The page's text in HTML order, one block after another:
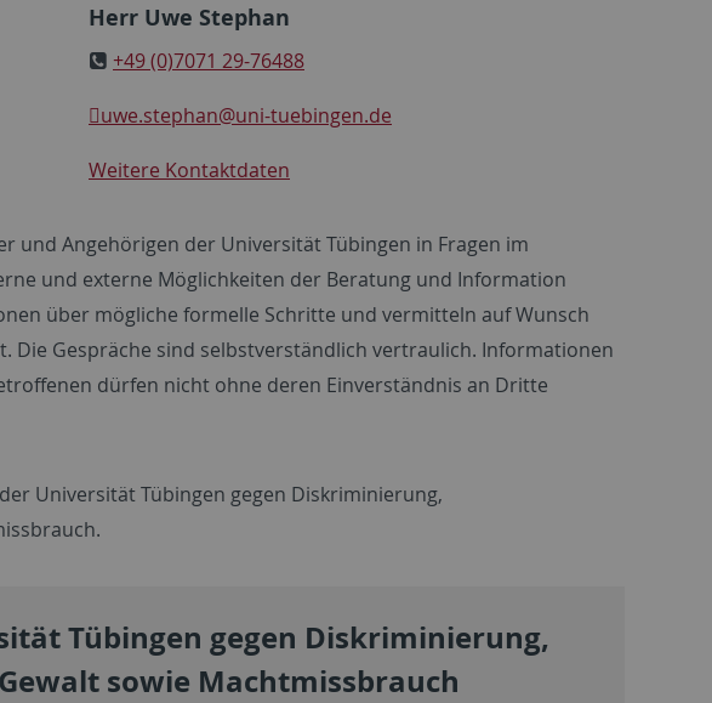
Herr Uwe Stephan
+49 (0)7071 29-76488
uwe.stephan@uni-tuebingen.de
Weitere Kontaktdaten
und Angehörigen der Universität Tübingen in Fragen im
und externe Möglichkeiten der Beratung und Information
über mögliche formelle Schritte und vermitteln auf Wunsch
Die Gespräche sind selbstverständlich vertraulich. Informationen
dürfen nicht ohne deren Einverständnis an Dritte
Universität Tübingen gegen Diskriminierung,
Tübingen gegen Diskriminierung,
sowie Machtmissbrauch